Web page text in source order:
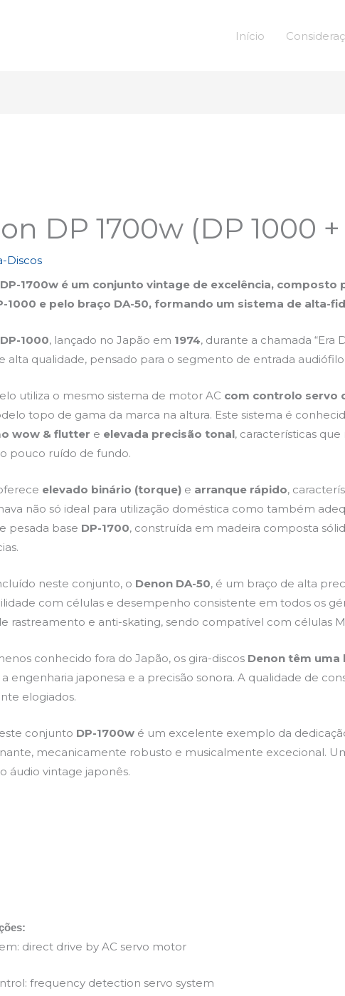
Início
DP 1700w (DP 1000
Discos
1700w é um conjunto vintage de excelência, composto
1000 e pelo braço DA-50, formando um sistema de alta-
1000, lançado no Japão em 1974, durante a chamada “Era
alta qualidade, pensado para o segmento de entrada
utiliza o mesmo sistema de motor AC com controlo servo
topo de gama da marca na altura. Este sistema é
wow & flutter e elevada precisão tonal, características
pouco ruído de fundo.
elevado binário (torque) e arranque rápido,
não só ideal para utilização doméstica como também
pesada base DP-1700, construída em madeira composta
neste conjunto, o Denon DA-50, é um braço de alta
com células e desempenho consistente em todos os
rastreamento e anti-skating, sendo compatível com células
conhecido fora do Japão, os gira-discos Denon têm
engenharia japonesa e a precisão sonora. A qualidade de
elogiados.
conjunto DP-1700w é um excelente exemplo da
mecanicamente robusto e musicalmente excecional.
áudio vintage japonês.
direct drive by AC servo motor
frequency detection servo system